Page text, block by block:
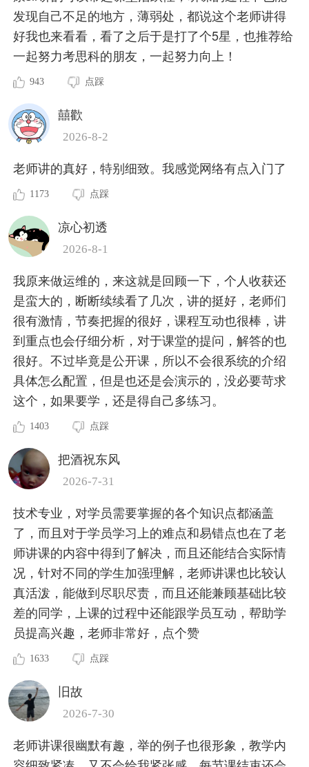
发现自己不足的地方，薄弱处，都说这个老师讲得
好我也来看看，看了之后于是打了个5星，也推荐给
一起努力考思科的朋友，一起努力向上！
943 点踩
囍歡
2026-8-2
老师讲的真好，特别细致。我感觉网络有点入门了
1173 点踩
凉心初透
2026-8-1
我原来做运维的，来这就是回顾一下，个人收获还
是蛮大的，断断续续看了几次，讲的挺好，老师们
很有激情，节奏把握的很好，课程互动也很棒，讲
到重点也会仔细分析，对于课堂的提问，解答的也
很好。不过毕竟是公开课，所以不会很系统的介绍
具体怎么配置，但是也还是会演示的，没必要苛求
这个，如果要学，还是得自己多练习。
1403 点踩
把酒祝东风
2026-7-31
技术专业，对学员需要掌握的各个知识点都涵盖
了，而且对于学员学习上的难点和易错点也在了老
师讲课的内容中得到了解决，而且还能结合实际情
况，针对不同的学生加强理解，老师讲课也比较认
真活泼，能做到尽职尽责，而且还能兼顾基础比较
差的同学，上课的过程中还能跟学员互动，帮助学
员提高兴趣，老师非常好，点个赞
1633 点踩
旧故
2026-7-30
老师讲课很幽默有趣，举的例子也很形象，教学内